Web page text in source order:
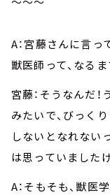
A：宮藤さんに言っ
獣医師って、なる
宮藤：そうなんだ
みたいで、びっく
しないとなれない
は思っていましたけ
A：そもそも、獣医